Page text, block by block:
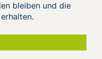
bleiben und die